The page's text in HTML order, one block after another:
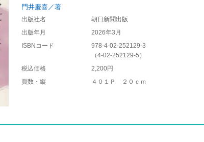
門井慶喜／著
出版社名
朝日新聞出版
出版年月
2026年3月
ISBNコード
978-4-02-252129-3
（4-02-252129-5 ）
税込価格
2,200円
頁数・縦
４０１Ｐ ２０ｃｍ